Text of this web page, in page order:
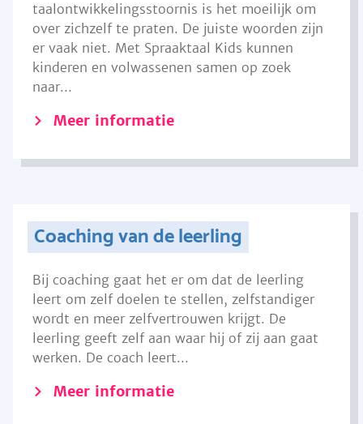
taalontwikkelingsstoornis is het moeilijk om
over zichzelf te praten. De juiste woorden zijn
er vaak niet. Met Spraaktaal Kids kunnen
kinderen en volwassenen samen op zoek
naar...
Meer informatie
Coaching van de leerling
Bij coaching gaat het er om dat de leerling
leert om zelf doelen te stellen, zelfstandiger
wordt en meer zelfvertrouwen krijgt. De
leerling geeft zelf aan waar hij of zij aan gaat
werken. De coach leert...
Meer informatie